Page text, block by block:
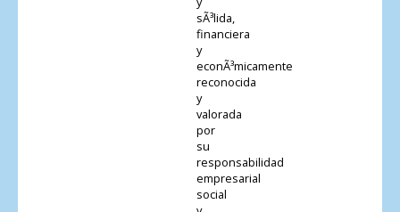
sÃ³lida,
financiera
y
econÃ³micamente
reconocida
y
valorada
por
su
responsabilidad
empresarial
social